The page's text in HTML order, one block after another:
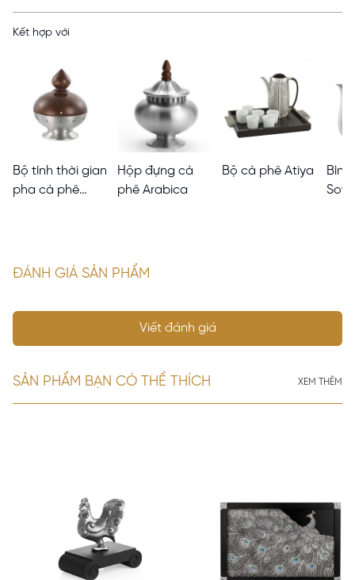
Kết hợp với
Bộ tính thời gian
pha cà phê
Hộp đựng cà
phê Arabica
Bộ cà phê Atiya
ĐÁNH GIÁ SẢN PHẨM
Viết đánh giá
SẢN PHẨM BẠN CÓ THỂ THÍCH XEM THÊM